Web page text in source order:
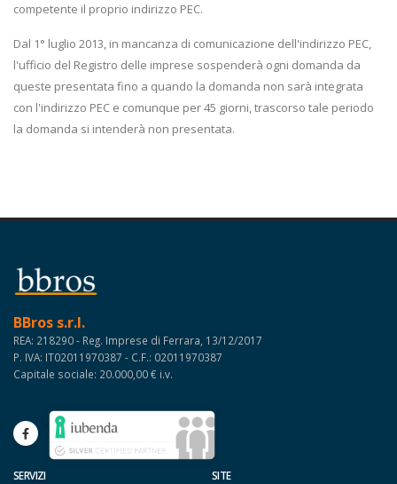
competente il proprio indirizzo PEC.
Dal 1° luglio 2013, in mancanza di comunicazione dell'indirizzo PEC,
l'ufficio del Registro delle imprese sospenderà ogni domanda da
queste presentata fino a quando la domanda non sarà integrata
con l'indirizzo PEC e comunque per 45 giorni, trascorso tale periodo
la domanda si intenderà non presentata.
BBros s.r.l.
REA: 218290 - Reg. Imprese di Ferrara, 13/12/2017
P. IVA: IT02011970387 - C.F.: 02011970387
Capitale sociale: 20.000,00 € i.v.
SERVIZI SITE